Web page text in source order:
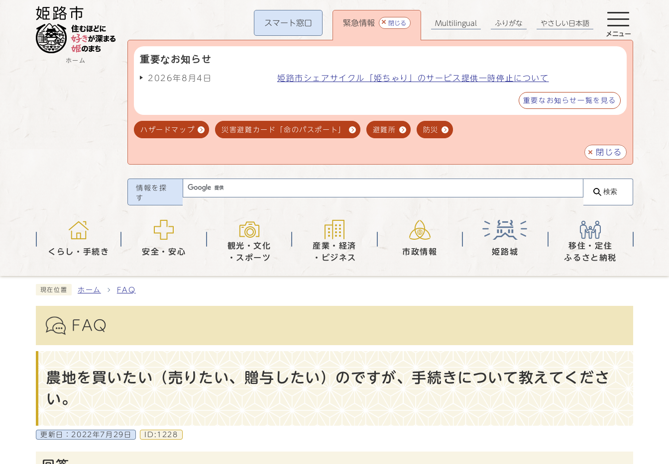
ホーム
スマート窓口 緊急情報 閉じる
重要なお知らせ
2026年8月4日 姫路市シェアサイクル「姫ちゃり」のサービス提供一時停止について
重要なお知らせ一覧を見る
ハザードマップ 災害避難カード「命のパスポート」 避難所 防災
閉じる
Multilingual ふりがな やさしい日本語
メニュー
情報を探
す
検索
くらし・手続き 安全・安心
観光・文化
・スポーツ
産業・経済
・ビジネス
市政情報 姫路城
移住・定住
ふるさと納税
現在位置 ホーム FAQ
FAQ
農地を買いたい（売りたい、贈与したい）のですが、手続きについて教えてくださ
い。
更新日： 2022年7月29日 ID:1228